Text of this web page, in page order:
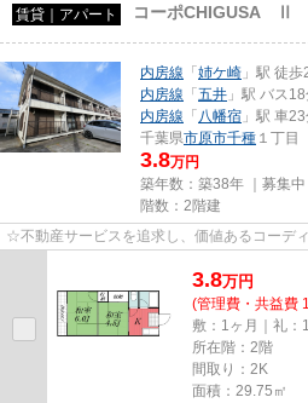
賃貸｜アパート コーポCHIGUSA Ⅱ
内房線 「姉ケ崎 」駅 徒
内房線 「五井 」駅 バス
内房線 「 八幡宿 」駅 車
千葉県市原市千種 １丁目
3.8万円
築年数：築38年 ｜募集中
階数：2階建
☆不動産サービスを追求し、価値あるコーデ
3.8万円
(管理費・共益費
敷：1ヶ月｜礼：
所在階：2階
間取り：2K
面積：29.75㎡